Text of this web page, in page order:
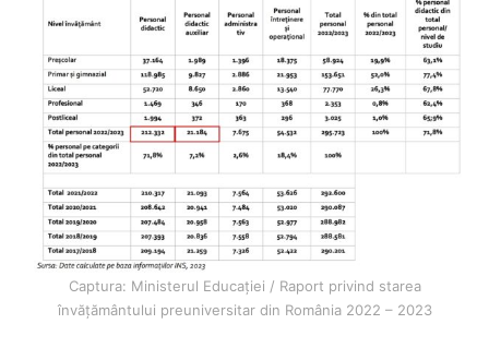
Captura: Ministerul Educației / Raport privind starea
învățământului preuniversitar din România 2022 – 2023